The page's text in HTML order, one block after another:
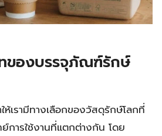
ของบรรจุภัณฑ์รักษ์
เรามีทางเลือกของวัสดุรักษ์โลกที่
การใช้งานที่แตกต่างกัน โดย